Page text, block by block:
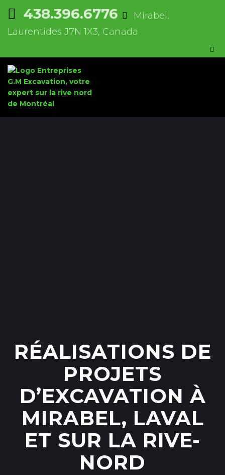
438.396.6776
Mirabel,
Laurentides J7N 1X3, Canada
RÉALISATIONS DE
PROJETS
D’EXCAVATION À
MIRABEL, LAVAL
ET SUR LA RIVE-
NORD